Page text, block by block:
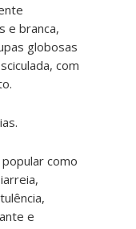
e branca,
globosas
com
como
e